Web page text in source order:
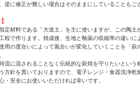
逆に修正が難しい場合はそのままにしていることもご
定材料である「大道土」を主に使いますが、この陶
程で作ります。焼成後、生地と釉薬の収縮率の違い
用の度合いによって風合いが変化していくことを「
流に流されることなく伝統的な萩焼を守りたいとい
方針を貫いておりますので、電子レンジ・食器洗浄
・安全にお使いいただければ幸いです。